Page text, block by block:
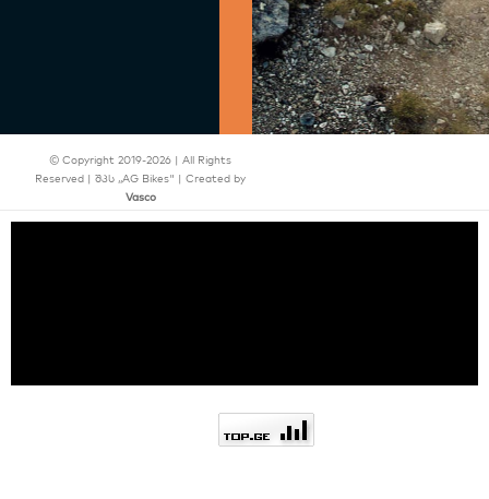
© Copyright 2019-2026 | All Rights
Reserved | შპს ,,AG Bikes" | Created by
Vasco